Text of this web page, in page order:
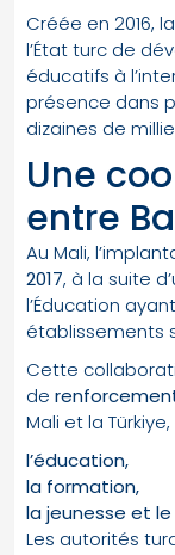
Créée en 2016,
l’État turc de
éducatifs à
présence dans
dizaines de
Une
entre
Au Mali,
2017, à la suite
l’Éducation
établissements
Cette
de
Mali et la
l’éducation,
la formation,
la jeunesse et
Les autorités